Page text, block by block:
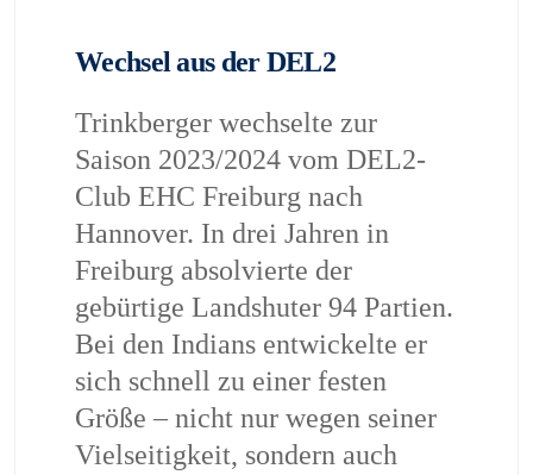
Wechsel aus der DEL2
Trinkberger wechselte zur
Saison 2023/2024 vom DEL2-
Club EHC Freiburg nach
Hannover. In drei Jahren in
Freiburg absolvierte der
gebürtige Landshuter 94 Partien.
Bei den Indians entwickelte er
sich schnell zu einer festen
Größe – nicht nur wegen seiner
Vielseitigkeit, sondern auch